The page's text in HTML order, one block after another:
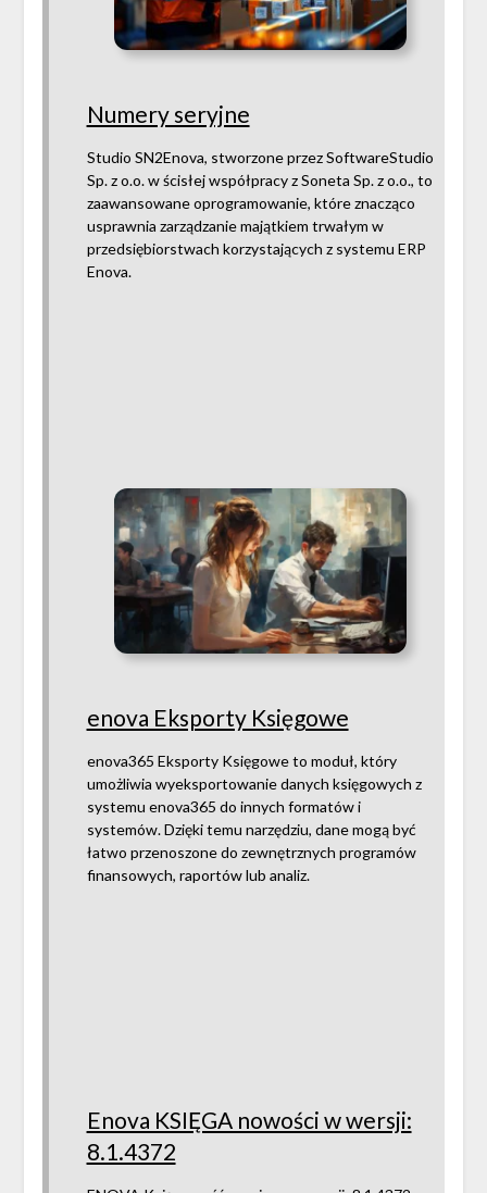
Numery seryjne
Studio SN2Enova, stworzone przez SoftwareStudio
Sp. z o.o. w ścisłej współpracy z Soneta Sp. z o.o., to
zaawansowane oprogramowanie, które znacząco
usprawnia zarządzanie majątkiem trwałym w
przedsiębiorstwach korzystających z systemu ERP
Enova.
enova Eksporty Księgowe
enova365 Eksporty Księgowe to moduł, który
umożliwia wyeksportowanie danych księgowych z
systemu enova365 do innych formatów i
systemów. Dzięki temu narzędziu, dane mogą być
łatwo przenoszone do zewnętrznych programów
finansowych, raportów lub analiz.
Enova KSIĘGA nowości w wersji:
8.1.4372